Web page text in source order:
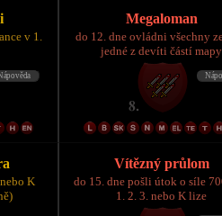
v 1.
Megaloman
do 12. dne ovládni všechny
jedné z devíti částí mapy
K
Vítězný průlom
do 15. dne pošli útok o síle
1. 2. 3. nebo K lize